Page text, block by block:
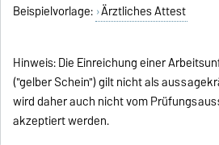
Beispielvorlage: Ärztliches Attest
Hinweis: Die Einreichung einer
("gelber Schein") gilt nicht als
wird daher auch nicht vom
akzeptiert werden.